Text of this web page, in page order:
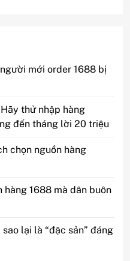
mới order 1688 bị
thử nhập hàng
đến tháng lời 20 triệu
chọn nguồn hàng
1688 mà dân buôn
lại là “đặc sản” đáng